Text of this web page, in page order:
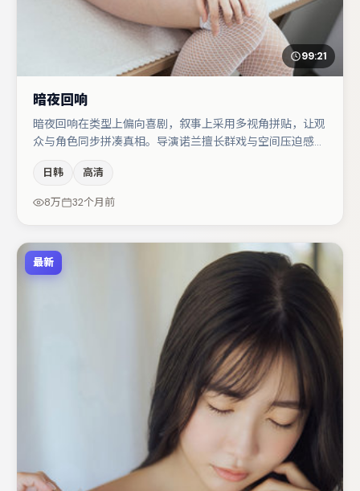
99:21
暗夜回响
暗夜回响在类型上偏向喜剧，叙事上采用多视角拼贴，让观
众与角色同步拼凑真相。导演诺兰擅长群戏与空间压迫感，
驱动，木村拓哉、裴斗娜分别提供反差与喜剧/悬疑调剂
（视场次而定）。节奏紧凑、反转有度，值得列入片单。
日韩 高清
8万 32个月前
最新